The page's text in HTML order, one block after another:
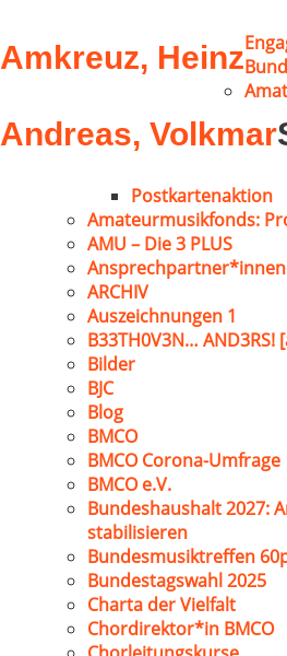
Amkreuz, Heinz
Andreas, Volkmar
Postkartenaktion
Amateurmusikfonds:
AMU – Die 3 PLUS
Ansprechpartner*innen
ARCHIV
Auszeichnungen 1
B33TH0V3N… AND3RS!
Bilder
BJC
Blog
BMCO
BMCO Corona-Umfrage
BMCO e.V.
Bundeshaushalt 2027:
stabilisieren
Bundesmusiktreffen
Bundestagswahl 2025
Charta der Vielfalt
Chordirektor*in BMCO